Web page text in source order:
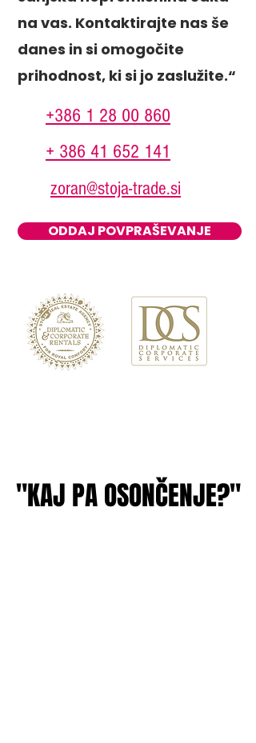
na vas. Kontaktirajte nas še
danes in si omogočite
prihodnost, ki si jo zaslužite.“
+386 1 28 00 860
+ 386 41 652 141
zoran@stoja-trade.si
ODDAJ POVPRAŠEVANJE
"KAJ PA OSONČENJE?"
"KAJ PA OSONČENJE?"